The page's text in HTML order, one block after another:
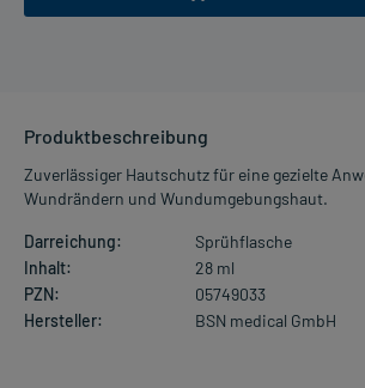
Produktbeschreibung
Zuverlässiger Hautschutz für eine gezielte
Wundrändern und Wundumgebungshaut.
Darreichung:
Sprühflasche
Inhalt:
28 ml
PZN:
05749033
Hersteller:
BSN medical GmbH